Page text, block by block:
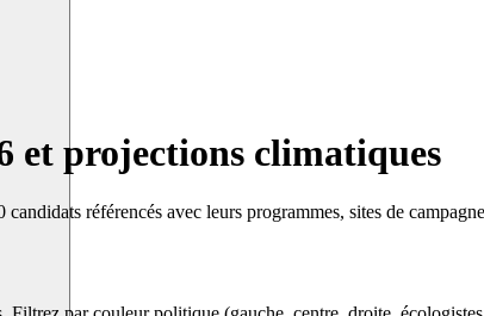
et projections climatiques
référencés avec leurs programmes, sites de